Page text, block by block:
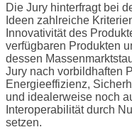
Die Jury hinterfragt bei
Ideen zahlreiche
Innovativität des
verfügbaren Produkten
dessen
Jury nach vorbildhaften
Energieeffizienz,
und idealerweise noch
Interoperabilität durch
setzen.